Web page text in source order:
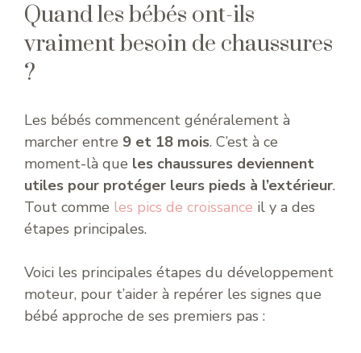
Quand les bébés ont-ils
vraiment besoin de chaussures
?
Les bébés commencent généralement à
marcher entre 9 et 18 mois. C’est à ce
moment-là que les chaussures deviennent
utiles pour protéger leurs pieds à l’extérieur.
Tout comme les pics de croissance il y a des
étapes principales.
Voici les principales étapes du développement
moteur, pour t’aider à repérer les signes que
bébé approche de ses premiers pas :